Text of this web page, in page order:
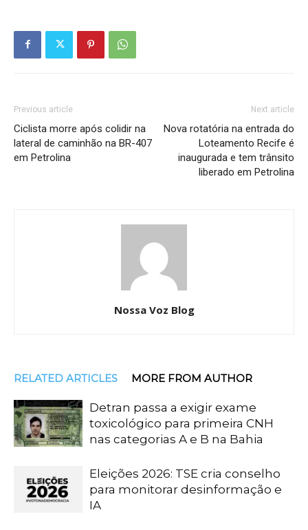
Previous article
Ciclista morre após colidir na
lateral de caminhão na BR-407
em Petrolina
Next article
Nova rotatória na entrada do
Loteamento Recife é
inaugurada e tem trânsito
liberado em Petrolina
Nossa Voz Blog
RELATED ARTICLES MORE FROM AUTHOR
Detran passa a exigir exame
toxicológico para primeira CNH
nas categorias A e B na Bahia
Eleições 2026: TSE cria conselho
para monitorar desinformação e
IA